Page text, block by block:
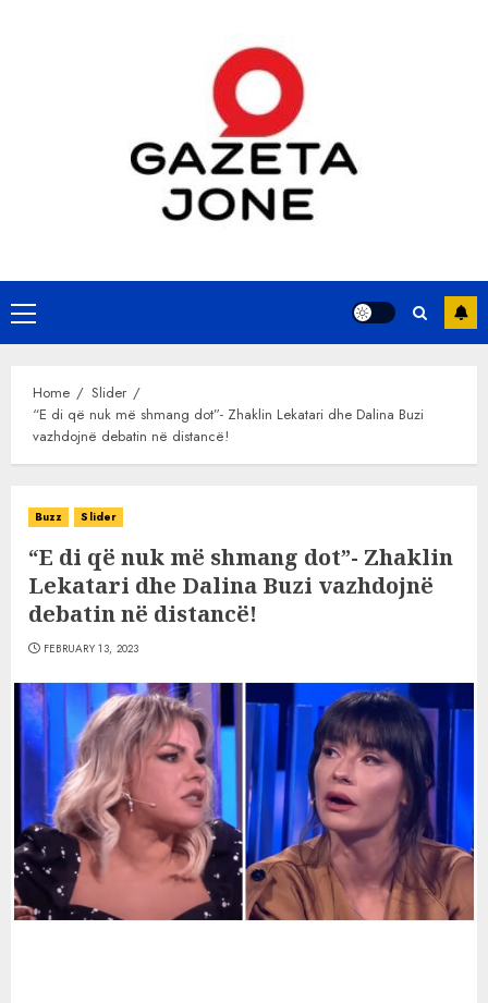
Primary
Menu
Home
Slider
“E di që nuk më shmang dot”- Zhaklin Lekatari dhe Dalina Buzi
vazhdojnë debatin në distancë!
Buzz Slider
“E di që nuk më shmang dot”- Zhaklin
Lekatari dhe Dalina Buzi vazhdojnë
debatin në distancë!
FEBRUARY 13, 2023